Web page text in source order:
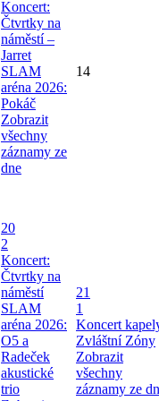
Koncert:
Čtvrtky na
náměstí –
Jarret
SLAM
aréna 2026:
Pokáč
Zobrazit
všechny
záznamy ze
dne
14
20
2
Koncert:
Čtvrtky na
náměstí
SLAM
aréna 2026:
O5 a
Radeček
akustické
trio
21
1
Koncert
Zvláštní Zóny
Zobrazit
všechny
záznamy ze